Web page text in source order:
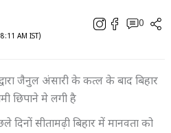
AM IST)
0
जैनुल अंसारी के कत्ल के बाद बिहार
छिपाने मे लगी है
सीतामढ़ी बिहार में मानवता को